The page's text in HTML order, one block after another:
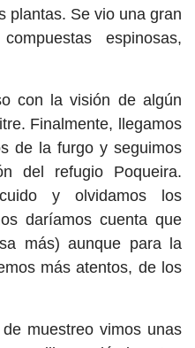
plantas. Se vio una gran
espinosas,
con la visión de algún
Finalmente, llegamos
de la furgo y seguimos
del refugio Poqueira.
y olvidamos los
daríamos cuenta que
más) aunque para la
más atentos, de los
muestreo vimos unas